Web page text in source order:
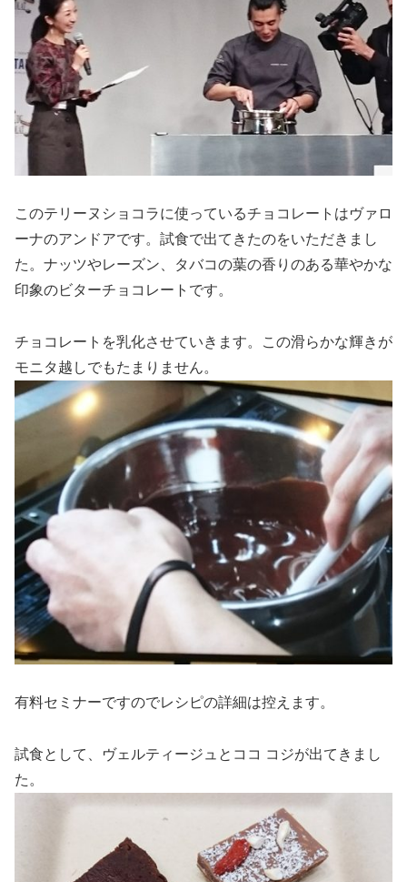
このテリーヌショコラに使っているチョコレートはヴァロ
ーナのアンドアです。試食で出てきたのをいただきまし
た。ナッツやレーズン、タバコの葉の香りのある華やかな
印象のビターチョコレートです。
チョコレートを乳化させていきます。この滑らかな輝きが
モニタ越しでもたまりません。
有料セミナーですのでレシピの詳細は控えます。
試食として、ヴェルティージュとココ コジが出てきまし
た。